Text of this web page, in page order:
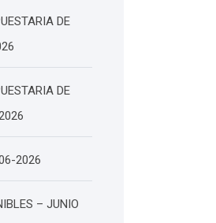
DE
DE
2026
– JUNIO